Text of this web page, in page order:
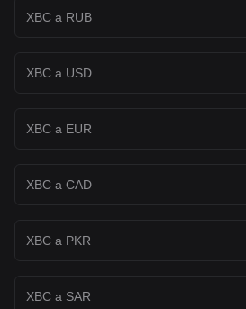
XBC a RUB
XBC a USD
XBC a EUR
XBC a CAD
XBC a PKR
XBC a SAR